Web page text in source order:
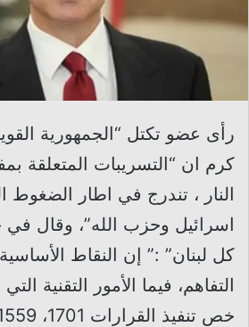
رأى عضو تكتل “الجمهورية
كرم ان “التسريبات المتعلقة
النار ، تندرج في اطار الضغوط
اسرائيل وحزب الله”، وقال
كل لبنان” :” إن النقاط
التفاهم، فيما الأمور التقنية